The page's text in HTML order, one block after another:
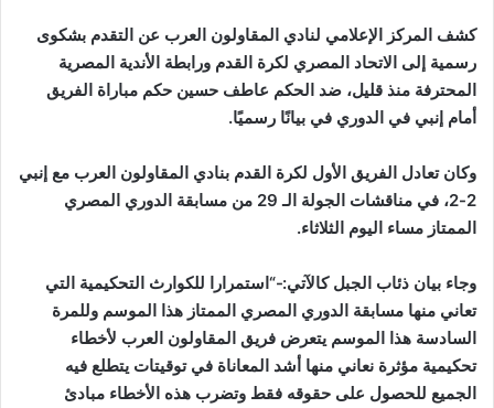
كشف المركز الإعلامي لنادي المقاولون العرب عن التقدم بشكوى
رسمية إلى الاتحاد المصري لكرة القدم ورابطة الأندية المصرية
المحترفة منذ قليل، ضد الحكم عاطف حسين حكم مباراة الفريق
أمام إنبي في الدوري في بيانًا رسميًا.
وكان تعادل الفريق الأول لكرة القدم بنادي المقاولون العرب مع إنبي
2-2، في مناقشات الجولة الـ 29 من مسابقة الدوري المصري
الممتاز مساء اليوم الثلاثاء.
وجاء بيان ذئاب الجبل كالآتي:-“استمرارا للكوارث التحكيمية التي
تعاني منها مسابقة الدوري المصري الممتاز هذا الموسم وللمرة
السادسة هذا الموسم يتعرض فريق المقاولون العرب لأخطاء
تحكيمية مؤثرة نعاني منها أشد المعاناة في توقيتات يتطلع فيه
الجميع للحصول على حقوقه فقط وتضرب هذه الأخطاء مبادئ